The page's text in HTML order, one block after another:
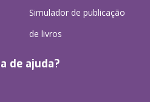
Simulador de publicação
de livros
de ajuda?